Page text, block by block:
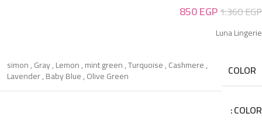
1.360EGP
850EGP
Luna Lingerie
COLOR
simon,Gray,Lemon,mint green,Turquoise,Cashmere,
Lavender,Baby Blue,Olive Green
COLOR